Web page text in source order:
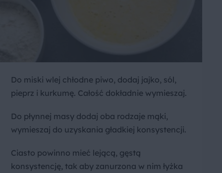
Do miski wlej chłodne piwo, dodaj jajko, sól,
pieprz i kurkumę. Całość dokładnie wymieszaj.
Do płynnej masy dodaj oba rodzaje mąki,
wymieszaj do uzyskania gładkiej konsystencji.
Ciasto powinno mieć lejącą, gęstą
konsystencję, tak aby zanurzona w nim łyżka